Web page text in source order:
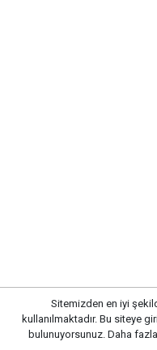
çalışmalar hız
hayvan sağlığına
tedbirleri uygulamaya
Sitemizden en iyi
kullanılmaktadır. Bu siteye
bulunuyorsunuz. Daha